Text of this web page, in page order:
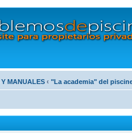
MANUALES ‹ "La academia" del